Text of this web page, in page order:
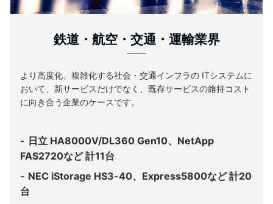
鉄道・航空・交通・運輸業界
より高度化、複雑化する社会・交通インフラの ITシステムに
おいて、新サービスだけでなく、既存サービスの維持コスト
に向き合う企業のケースです。
日立 HA8000V/DL360 Gen10、NetApp
FAS2720など 計11台
NEC iStorage HS3-40、Express5800など 計20
台